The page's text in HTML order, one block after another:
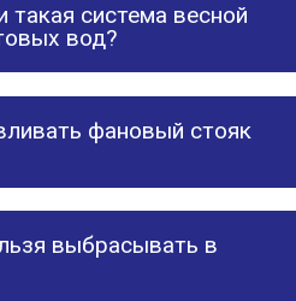
такая система весной
вод?
фановый стояк
выбрасывать в